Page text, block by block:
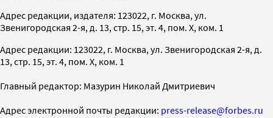
Адрес редакции, издателя: 123022, г. Москва, ул.
Звенигородская 2-я, д. 13, стр. 15, эт. 4, пом. X, ком. 1
Адрес редакции: 123022, г. Москва, ул. Звенигородская 2-я, д.
13, стр. 15, эт. 4, пом. X, ком. 1
Главный редактор: Мазурин Николай Дмитриевич
Адрес электронной почты редакции: press-release@forbes.ru